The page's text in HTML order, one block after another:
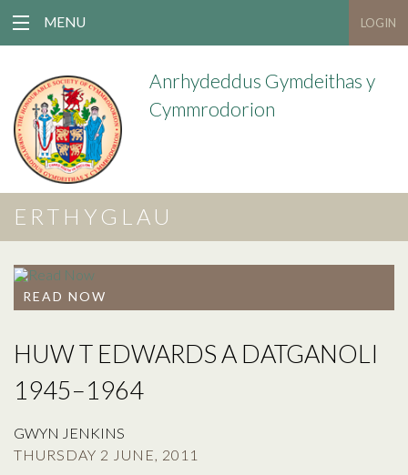
MENU LOGIN
Anrhydeddus Gymdeithas y
Cymmrodorion
ERTHYGLAU
READ NOW
HUW T EDWARDS A DATGANOLI
1945–1964
GWYN JENKINS
THURSDAY 2 JUNE, 2011